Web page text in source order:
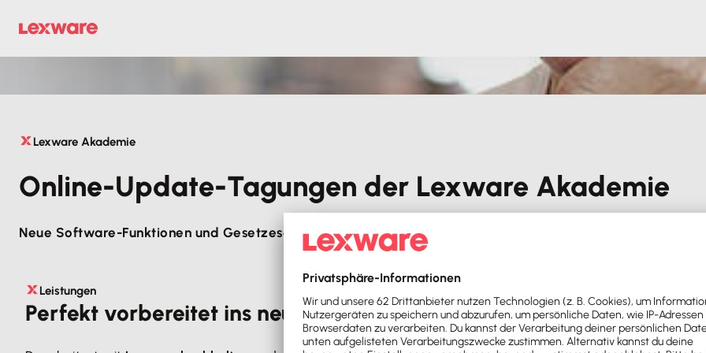
Lexware Akademie
Online-Update-Tagungen der Lexware Akademie
Neue Software-Funktionen und Gesetzesänderungen zum Jahreswechsel
Leistungen
Perfekt vorbereitet ins neue Jahr starten